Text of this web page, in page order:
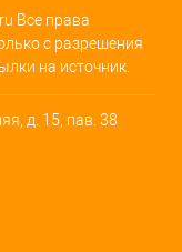
Все права
с разрешения
на источник.
д. 15, пав. 38